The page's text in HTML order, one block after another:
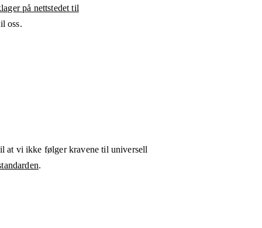
på nettstedet til
oss.
at vi ikke følger kravene til universell
.